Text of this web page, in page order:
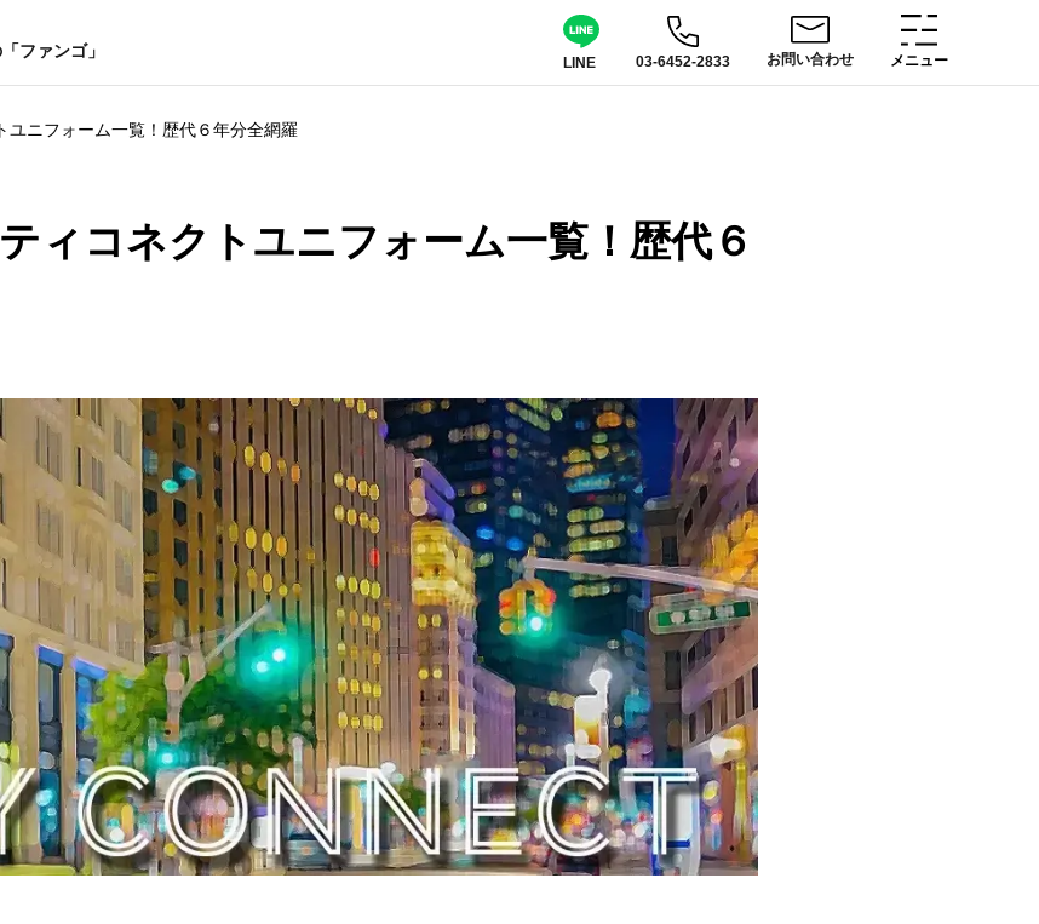
ファンゴ」
LINE 03-6452-2833 お問い合わせ メニュー
ユニフォーム一覧！歴代６年分全網羅
ィコネクトユニフォーム一覧！歴代６